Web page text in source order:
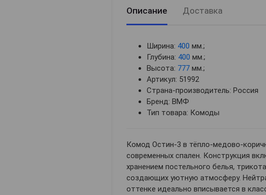
Описание Доставка
Ширина: 400 мм.;
Глубина: 400 мм.;
Высота: 777 мм.;
Артикул: 51992
Страна-производитель: Россия
Бренд: ВМФ
Тип товара: Комоды
Комод Остин-3 в тёпло-медово-
современных спален. Конструкция
хранением постельного белья,
создающих уютную атмосферу.
оттенке идеально вписывается в